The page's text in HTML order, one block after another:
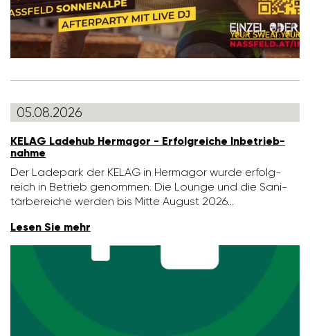
05.08.2026
KELAG Ladehub Hermagor - Erfolg­reiche Inbe­trieb­
nahme
Der Lade­park der KELAG in Hermagor wurde erfolg­
reich in Betrieb genommen. Die Lounge und die Sani­
tär­be­reiche werden bis Mitte August 2026…
Lesen Sie mehr